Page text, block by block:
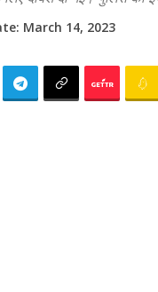
March 14, 2023